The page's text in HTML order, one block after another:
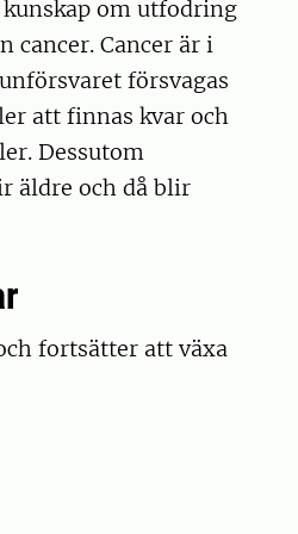
om utfodring
cancer. Cancer är i
försvagas
att finnas kvar och
Dessutom
äldre och då blir
fortsätter att växa